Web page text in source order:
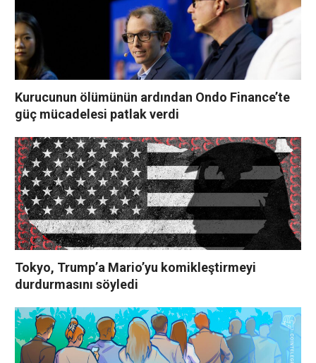
Kurucunun ölümünün ardından Ondo Finance’te
güç mücadelesi patlak verdi
Tokyo, Trump’a Mario’yu komikleştirmeyi
durdurmasını söyledi